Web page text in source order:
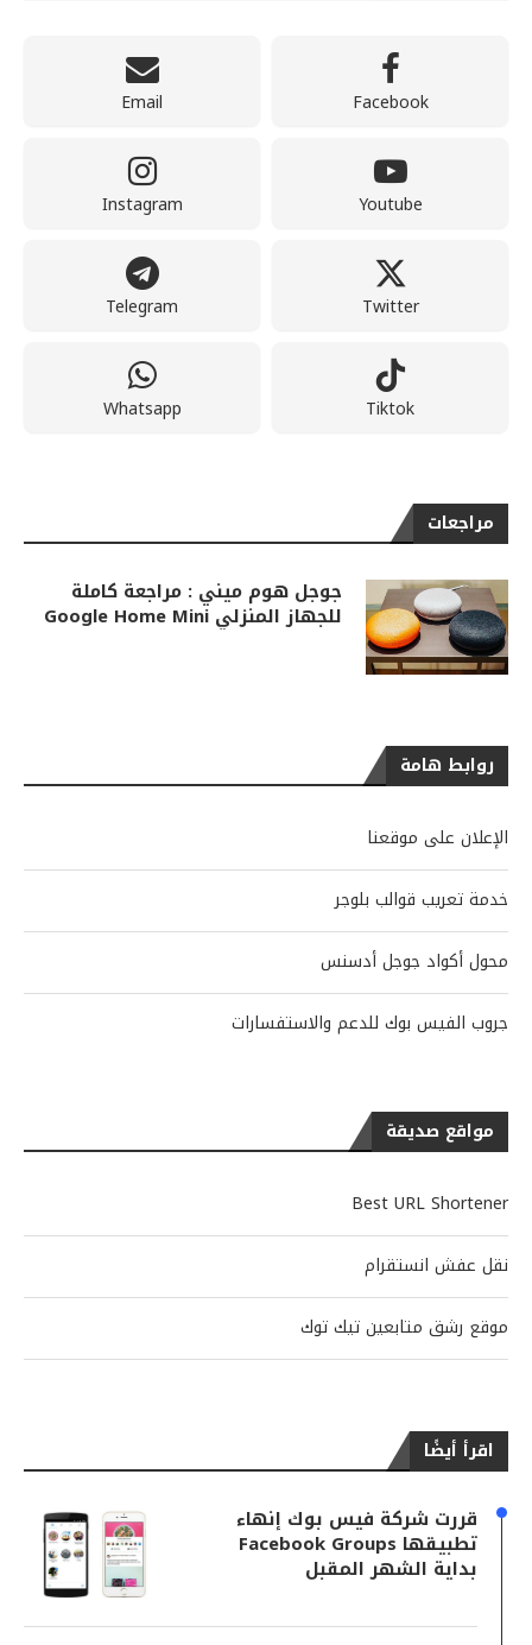
Facebook
Email
Youtube
Instagram
Twitter
Telegram
Tiktok
Whatsapp
مراجعات
جوجل هوم ميني : مراجعة كاملة
للجهاز المنزلي Google Home Mini
روابط هامة
الإعلان على موقعنا
خدمة تعريب قوالب بلوجر
محول أكواد جوجل أدسنس
جروب الفيس بوك للدعم والاستفسارات
مواقع صديقة
Best URL Shortener
نقل عفش انستقرام
موقع رشق متابعين تيك توك
اقرأ أيضًا
قررت شركة فيس بوك إنهاء
تطبيقها Facebook Groups
بداية الشهر المقبل